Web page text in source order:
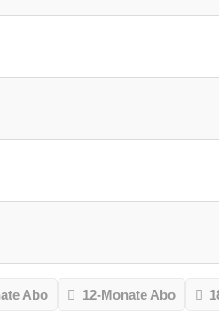
Abo 12-Monate Abo